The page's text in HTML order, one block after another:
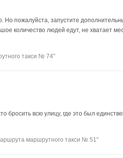
Но пожалуйста, запустите
количество людей едут, не хватает
такси № 74"
бросить всю улицу, где это был
маршрутного такси № 51"